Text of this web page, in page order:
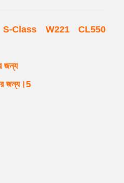
S-Class W221 CL550
জন্য
জন্য।5